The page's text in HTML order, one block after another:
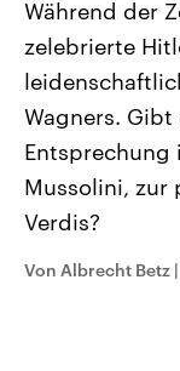
Landtagswahl
Alle Informationen
Sachsen-Anhalt
September 2026
Landtag. Seit 2021
Bundesland von
Umfragen,
Während der
zelebrierte
Wagners.
Entsprechung
Mussolini, zur
Verdis?
Von Albrecht Betz |